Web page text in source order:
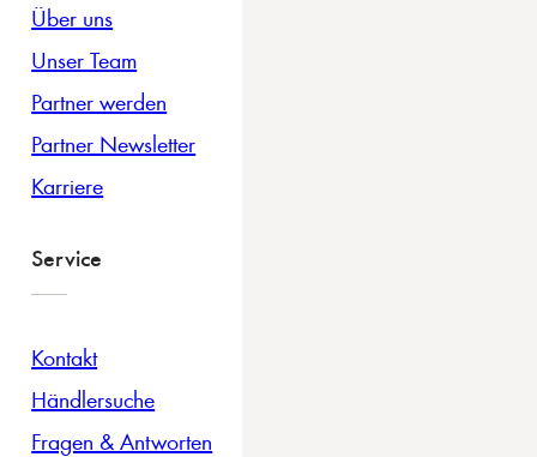
Über uns
Unser Team
Partner werden
Partner Newsletter
Karriere
Service
Kontakt
Händlersuche
Fragen & Antworten